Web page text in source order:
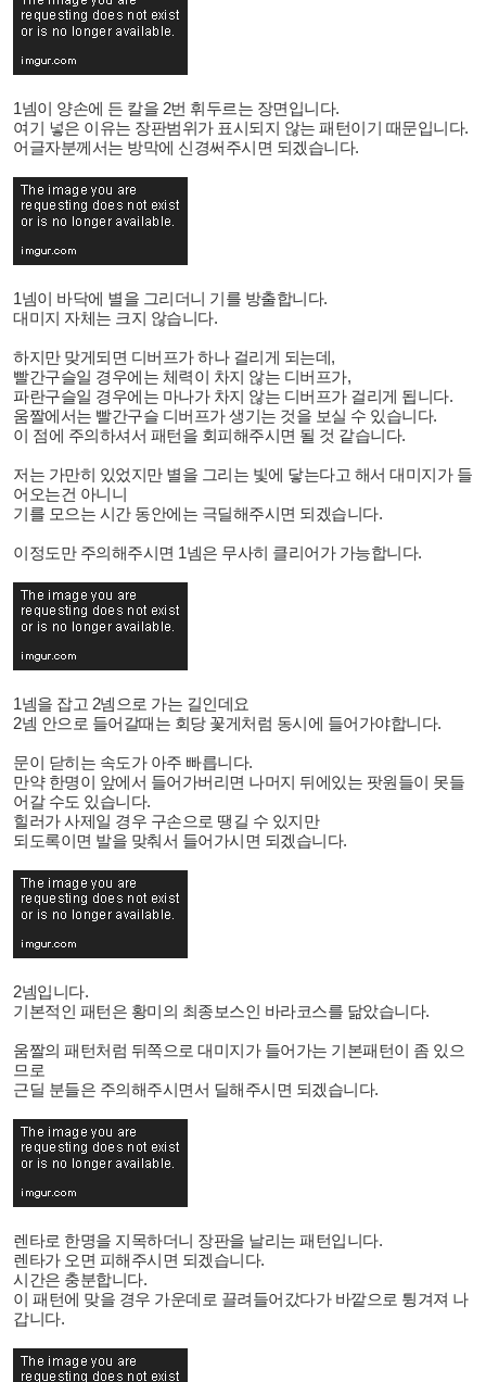
1넴이 양손에 든 칼을 2번 휘두르는 장면입니다.
여기 넣은 이유는 장판범위가 표시되지 않는 패턴이기 때문입니다.
어글자분께서는 방막에 신경써주시면 되겠습니다.
1넴이 바닥에 별을 그리더니 기를 방출합니다.
대미지 자체는 크지 않습니다.
하지만 맞게되면 디버프가 하나 걸리게 되는데,
빨간구슬일 경우에는 체력이 차지 않는 디버프가,
파란구슬일 경우에는 마나가 차지 않는 디버프가 걸리게 됩니다.
움짤에서는 빨간구슬 디버프가 생기는 것을 보실 수 있습니다.
이 점에 주의하셔서 패턴을 회피해주시면 될 것 같습니다.
저는 가만히 있었지만 별을 그리는 빛에 닿는다고 해서 대미지가 들
어오는건 아니니
기를 모으는 시간 동안에는 극딜해주시면 되겠습니다.
이정도만 주의해주시면 1넴은 무사히 클리어가 가능합니다.
1넴을 잡고 2넴으로 가는 길인데요
2넴 안으로 들어갈때는 회당 꽃게처럼 동시에 들어가야합니다.
문이 닫히는 속도가 아주 빠릅니다.
만약 한명이 앞에서 들어가버리면 나머지 뒤에있는 팟원들이 못들
어갈 수도 있습니다.
힐러가 사제일 경우 구손으로 땡길 수 있지만
되도록이면 발을 맞춰서 들어가시면 되겠습니다.
2넴입니다.
기본적인 패턴은 황미의 최종보스인 바라코스를 닮았습니다.
움짤의 패턴처럼 뒤쪽으로 대미지가 들어가는 기본패턴이 좀 있으
므로
근딜 분들은 주의해주시면서 딜해주시면 되겠습니다.
렌타로 한명을 지목하더니 장판을 날리는 패턴입니다.
렌타가 오면 피해주시면 되겠습니다.
시간은 충분합니다.
이 패턴에 맞을 경우 가운데로 끌려들어갔다가 바깥으로 튕겨져 나
갑니다.